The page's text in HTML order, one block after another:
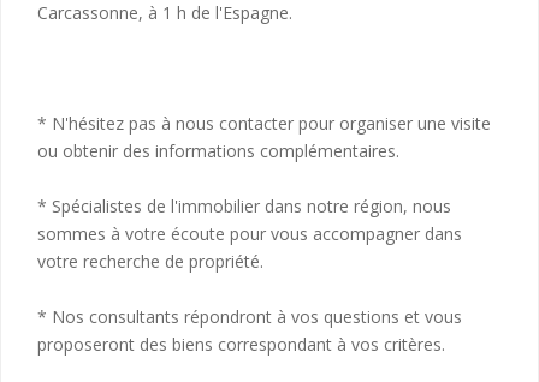
Carcassonne, à 1 h de l'Espagne.
* N'hésitez pas à nous contacter pour organiser une visite
ou obtenir des informations complémentaires.
* Spécialistes de l'immobilier dans notre région, nous
sommes à votre écoute pour vous accompagner dans
votre recherche de propriété.
* Nos consultants répondront à vos questions et vous
proposeront des biens correspondant à vos critères.